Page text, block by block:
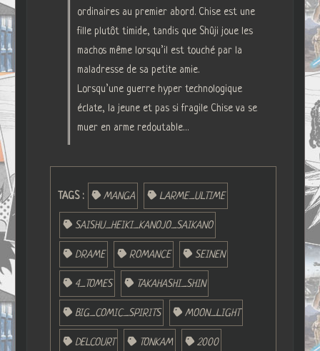
ordinaires au premier abord. Chise est une
fille plutôt timide, tandis que Shûji joue les
machos même lorsqu’il est touché par la
maladresse de sa petite amie.
Lorsqu’une guerre hyper technologique
éclate, la jeune et pas si fragile Chise va se
muer en arme redoutable…
TAGS : MANGA LARME_ULTIME
SAISHU_HEIKI_KANOJO_SAIKANO
DRAME ROMANCE SEINEN
4_TOMES TAKAHASHI_SHIN
BIG_COMIC_SPIRITS MOON_LIGHT
DELCOURT TONKAM 2000